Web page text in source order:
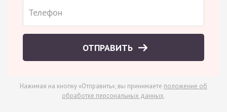
ОТПРАВИТЬ
Нажимая на кнопку «Отправить», вы принимаете положение об
обработке персональных данных.